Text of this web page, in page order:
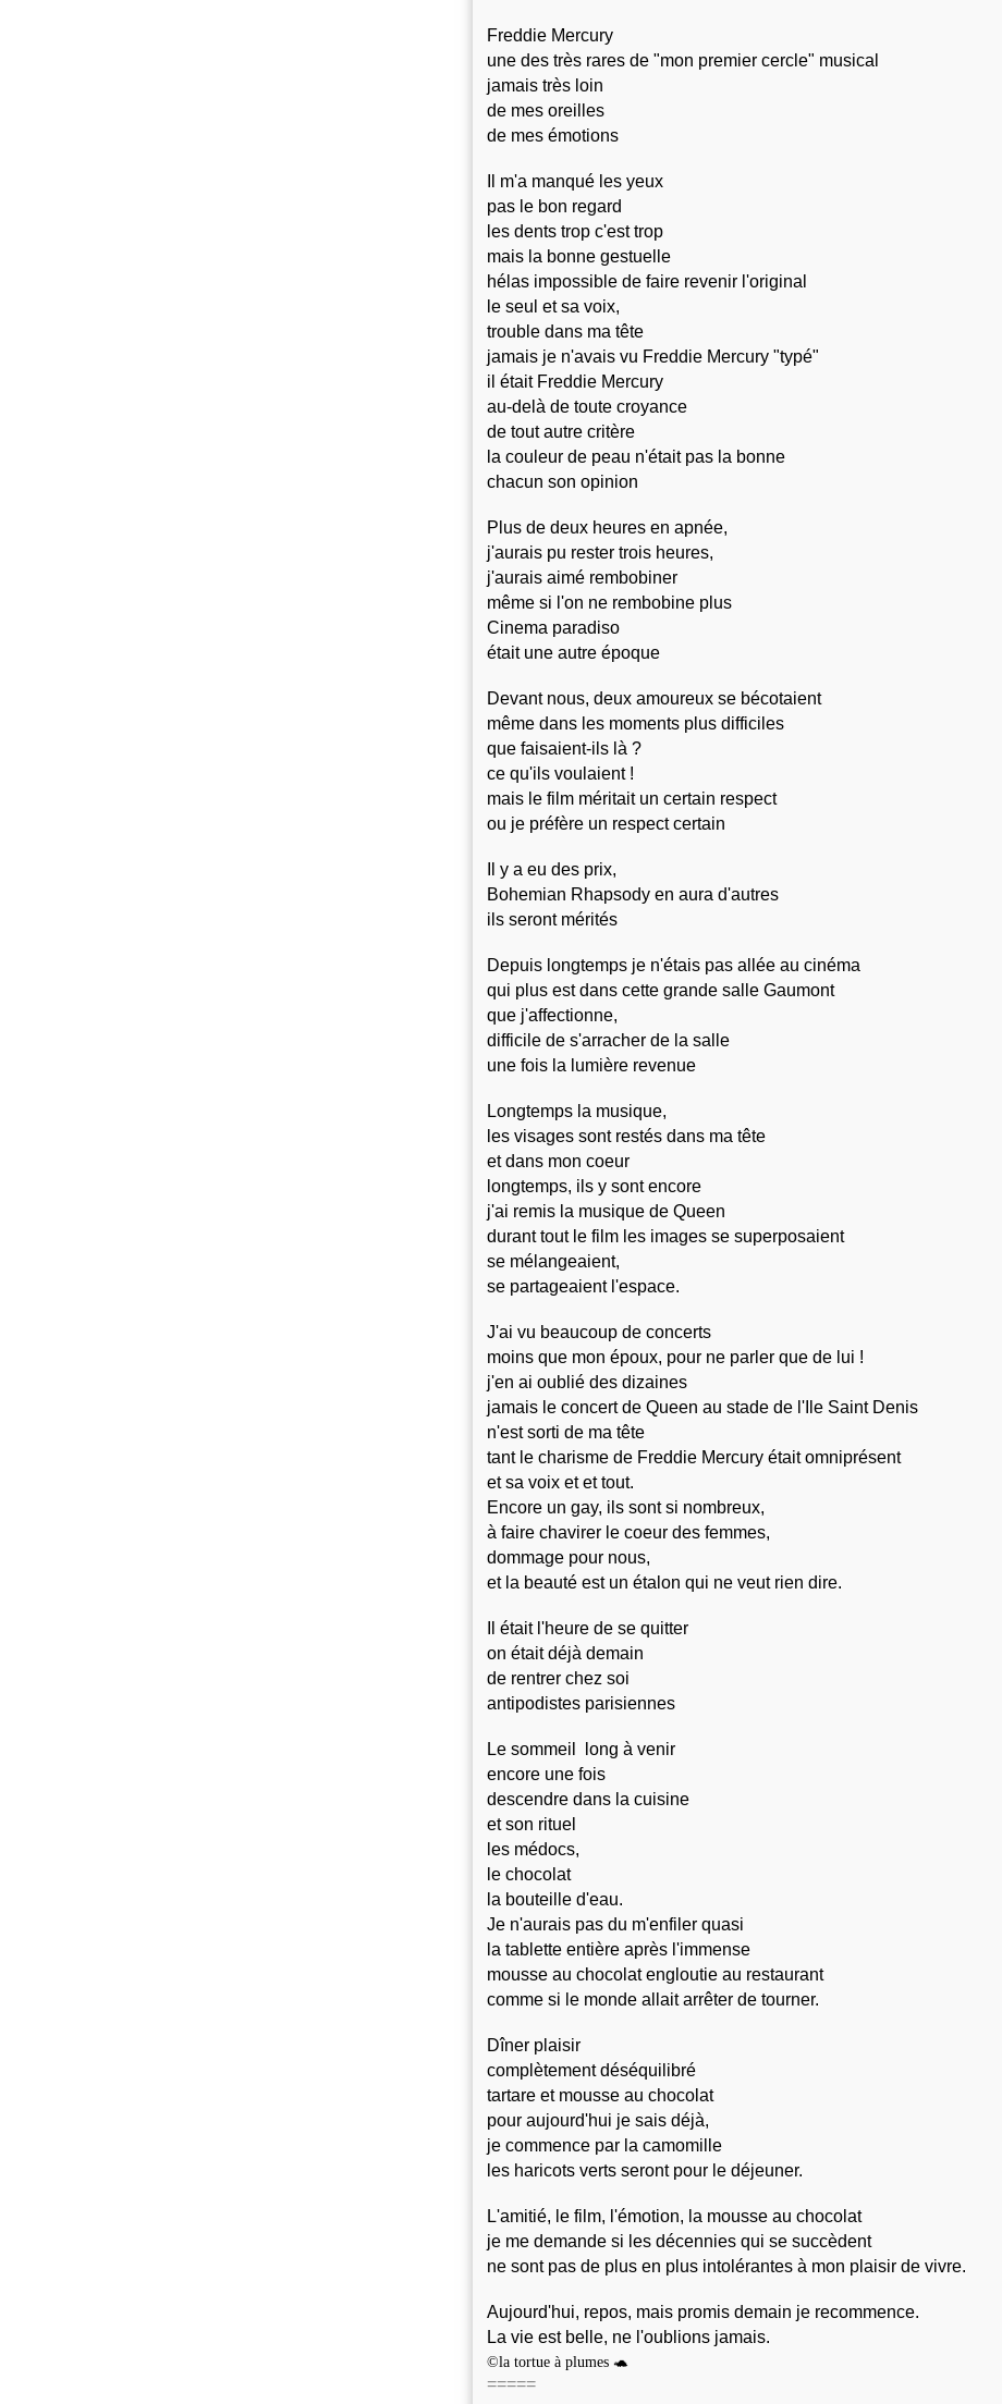
Freddie Mercury
une des très rares de "mon premier cercle" musical
jamais très loin
de mes oreilles
de mes émotions
Il m'a manqué les yeux
pas le bon regard
les dents trop c'est trop
mais la bonne gestuelle
hélas impossible de faire revenir l'original
le seul et sa voix,
trouble dans ma tête
jamais je n'avais vu Freddie Mercury "typé"
il était Freddie Mercury
au-delà de toute croyance
de tout autre critère
la couleur de peau n'était pas la bonne
chacun son opinion
Plus de deux heures en apnée,
j'aurais pu rester trois heures,
j'aurais aimé rembobiner
même si l'on ne rembobine plus
Cinema paradiso
était une autre époque
Devant nous, deux amoureux se bécotaient
même dans les moments plus difficiles
que faisaient-ils là ?
ce qu'ils voulaient !
mais le film méritait un certain respect
ou je préfère un respect certain
Il y a eu des prix,
Bohemian Rhapsody en aura d'autres
ils seront mérités
Depuis longtemps je n'étais pas allée au cinéma
qui plus est dans cette grande salle Gaumont
que j'affectionne,
difficile de s'arracher de la salle
une fois la lumière revenue
Longtemps la musique,
les visages sont restés dans ma tête
et dans mon coeur
longtemps, ils y sont encore
j'ai remis la musique de Queen
durant tout le film les images se superposaient
se mélangeaient,
se partageaient l'espace.
J'ai vu beaucoup de concerts
moins que mon époux, pour ne parler que de lui !
j'en ai oublié des dizaines
jamais le concert de Queen au stade de l'Ile Saint Denis
n'est sorti de ma tête
tant le charisme de Freddie Mercury était omniprésent
et sa voix et et tout.
Encore un gay, ils sont si nombreux,
à faire chavirer le coeur des femmes,
dommage pour nous,
et la beauté est un étalon qui ne veut rien dire.
Il était l'heure de se quitter
on était déjà demain
de rentrer chez soi
antipodistes parisiennes
Le sommeil  long à venir
encore une fois
descendre dans la cuisine
et son rituel
les médocs,
le chocolat
la bouteille d'eau.
Je n'aurais pas du m'enfiler quasi
la tablette entière après l'immense
mousse au chocolat engloutie au restaurant
comme si le monde allait arrêter de tourner.
Dîner plaisir
complètement déséquilibré
tartare et mousse au chocolat
pour aujourd'hui je sais déjà,
je commence par la camomille
les haricots verts seront pour le déjeuner.
L'amitié, le film, l'émotion, la mousse au chocolat
je me demande si les décennies qui se succèdent
ne sont pas de plus en plus intolérantes à mon plaisir de vivre.
Aujourd'hui, repos, mais promis demain je recommence.
La vie est belle, ne l'oublions jamais.
©la tortue à plumes 🐢
=====